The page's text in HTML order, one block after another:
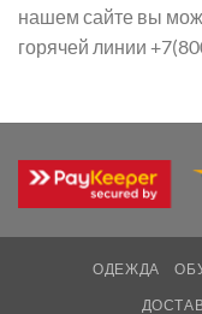
нашем сайте вы
горячей линии
ОДЕЖДА